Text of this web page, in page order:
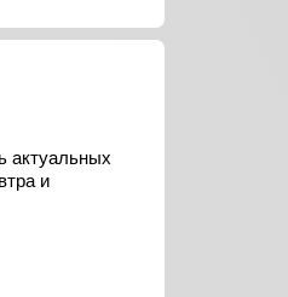
актуальных
и